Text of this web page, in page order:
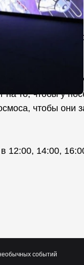
на основе
из фильма
то, чтобы у
чтобы
12:00, 14:00,
событий